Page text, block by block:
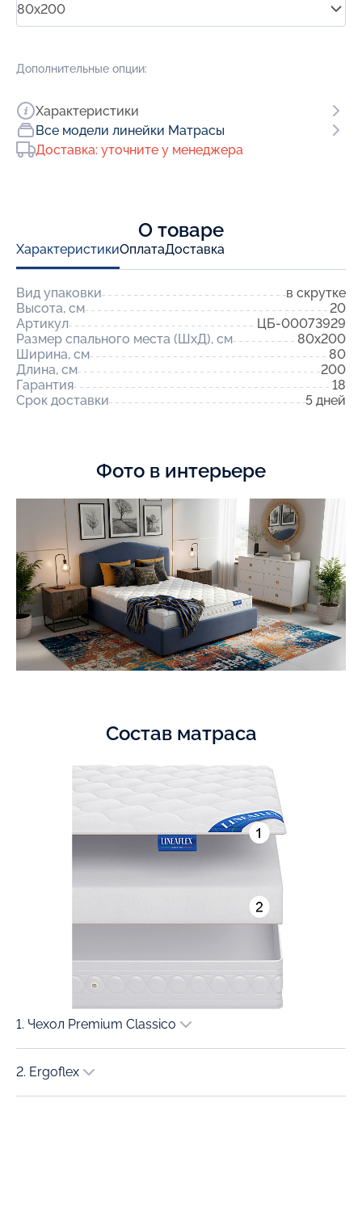
О товаре
ХарактеристикиОплатаДоставка
Вид упаковки
в скрутке
Высота, см
20
Артикул
ЦБ-00073929
Размер спального места (ШхД), см
80x200
Ширина, см
80
Длина, см
200
Гарантия
18
Срок доставки
5 дней
80x200
Дополнительные опции:
Характеристики
Все модели линейки Матрасы
Доставка: уточните у менеджера
Фото в интерьере
Состав матраса
1. Чехол Premium Classico
2. Ergoflex